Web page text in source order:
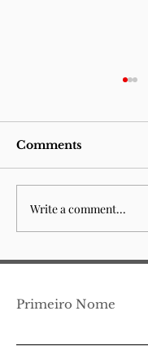
Sempre
acabar
Comments
Write a comment...
Primeiro Nome